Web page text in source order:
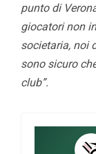
punto di
giocatori non
societaria, noi
sono sicuro
club”.